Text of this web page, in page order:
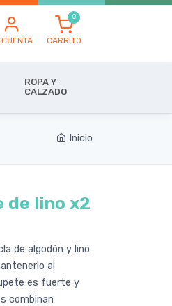
CUENTA CARRITO
ROPA Y
CALZADO
Inicio
de lino x2
de algodón y lino
al
es fuerte y
combinan